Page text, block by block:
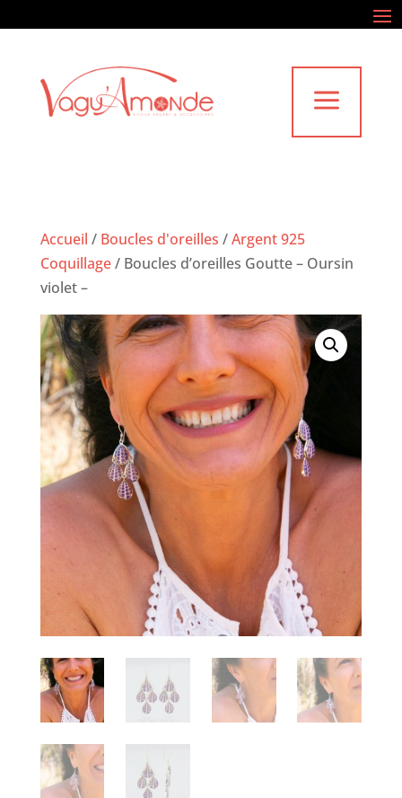
a
Accueil / Boucles d'oreilles /Argent 925
Coquillage/ Boucles d’oreilles Goutte – Oursin
violet –